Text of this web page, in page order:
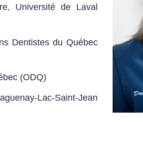
Université de Laval
Dentistes du Québec
(ODQ)
Lac-Saint-Jean